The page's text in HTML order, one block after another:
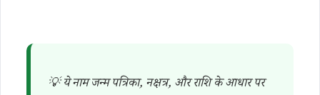
💡 ये नाम जन्म पत्रिका, नक्षत्र, और राशि के आधार पर